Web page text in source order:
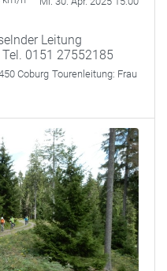
Leitung
0151 27552185
Coburg Tourenleitung: Frau